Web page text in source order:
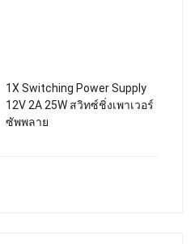
1X Switching Power Supply
12V 2A 25W สวิทซ์ชิ่งเพาเวอร์
ซัพพลาย